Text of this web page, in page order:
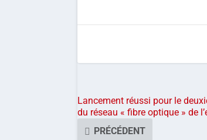
Lancement réussi pour le
du réseau « fibre optique » de
PRÉCÉDENT